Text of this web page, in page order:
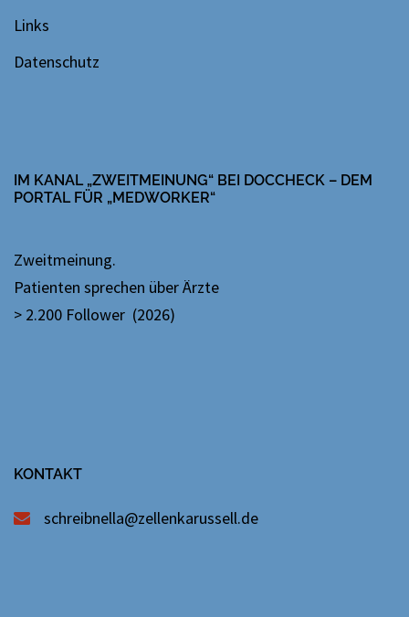
Links
Datenschutz
IM KANAL „ZWEITMEINUNG“ BEI DOCCHECK – DEM
PORTAL FÜR „MEDWORKER“
Zweitmeinung.
Patienten sprechen über Ärzte
> 2.200 Follower (2026)
KONTAKT
schreibnella@zellenkarussell.de